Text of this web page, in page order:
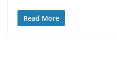
Read More